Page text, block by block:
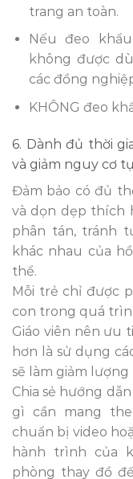
trang an toàn.
Nếu đeo
không được
các đồng
KHÔNG đeo
6. Dành đủ thời
và giảm nguy cơ
Đảm bảo có đủ
và dọn dẹp thích
phân tán, tránh
khác nhau của
thể.
Mỗi trẻ chỉ được
con trong quá
Giáo viên nên ưu
hơn là sử dụng
sẽ làm giảm
Chia sẻ hướng
gì cần mang
chuẩn bị video
hành trình của
phòng thay đồ